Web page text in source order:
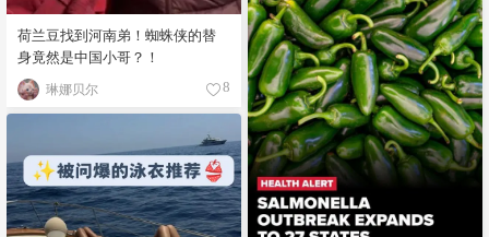
荷兰豆找到河南弟！蜘蛛侠的替
身竟然是中国小哥？！
琳娜贝尔 8